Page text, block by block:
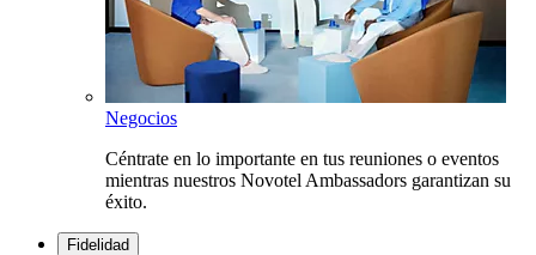
Negocios
Céntrate en lo importante en tus reuniones o eventos
mientras nuestros Novotel Ambassadors garantizan su
éxito.
Fidelidad